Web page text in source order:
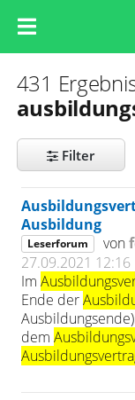
431
Filter
Ausbildung
Leserforum von
27.09.2021 12:16
Im
Ende der
dem